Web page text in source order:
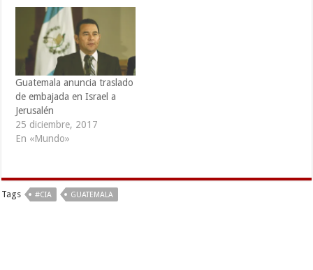
dictadura reaccionaria de
Jorge Ubico, una década
después de que…
Guatemala anuncia traslado
de embajada en Israel a
Jerusalén
25 diciembre, 2017
En «Mundo»
Tags #CIA GUATEMALA